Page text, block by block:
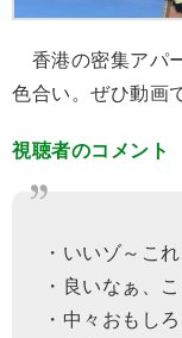
香港の密集アパ
色合い。ぜひ動画
視聴者のコメント
・いいゾ～これ
・良いなぁ、
・中々おもし